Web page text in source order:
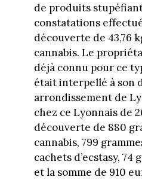
de produits
constatations
découverte de 43,76
cannabis. Le
déjà connu pour ce
était interpellé à son
arrondissement de
chez ce Lyonnais de
découverte de 880
cannabis, 799
cachets d’ecstasy, 74
et la somme de 910